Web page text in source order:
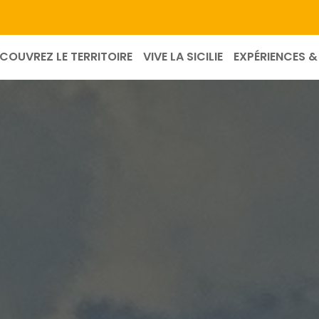
LE TERRITOIRE VIVE LA SICILIE EXPÉRIENCES